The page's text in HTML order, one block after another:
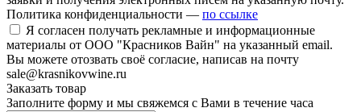
Политика конфиденциальности — по ссылке
Я согласен получать рекламные и информационные
материалы от ООО "Красников Вайн" на указанный email.
Вы можете отозвать своё согласие, написав на почту
sale@krasnikovwine.ru
Заказать товар
Заполните форму и мы свяжемся с Вами в течение часа